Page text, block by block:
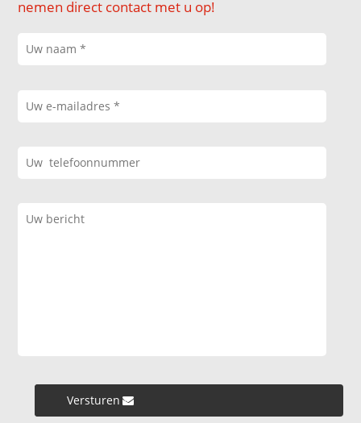
nemen direct contact met u op!
Versturen »